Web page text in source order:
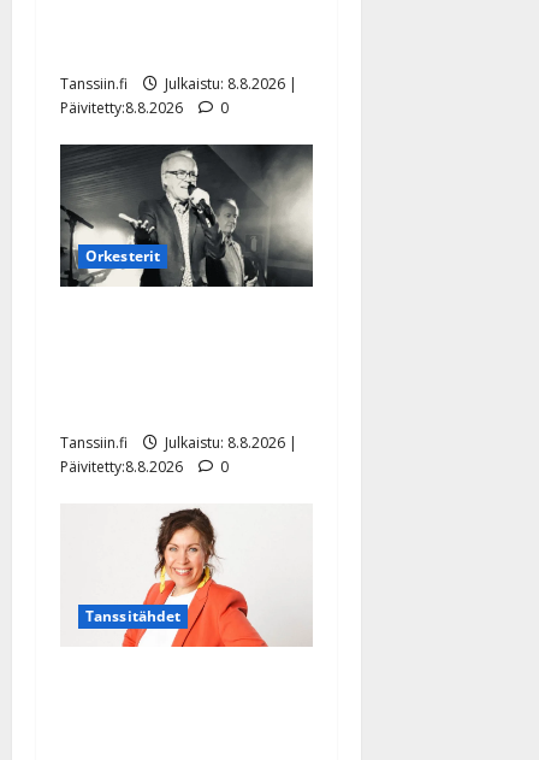
Tanssiin.fi
Julkaistu: 8.8.2026 |
Päivitetty:8.8.2026
0
Orkesterit
Tanssiin.fi
Julkaistu: 8.8.2026 |
Päivitetty:8.8.2026
0
Tanssitähdet